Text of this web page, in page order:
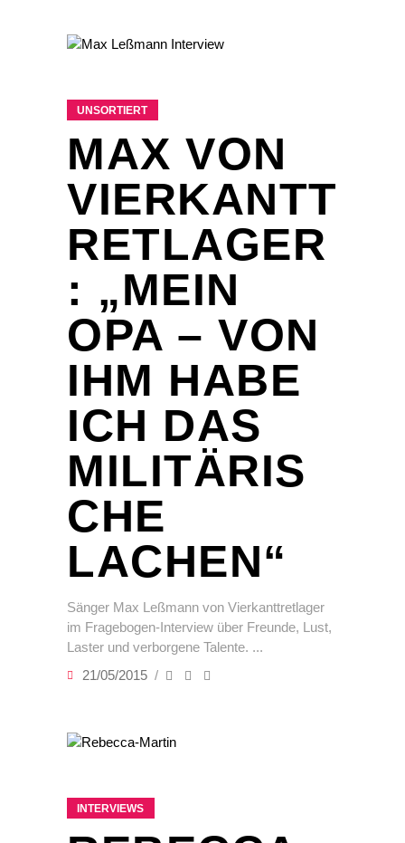
UNSORTIERT
MAX VON
VIERKANTT
RETLAGER
: „MEIN
OPA – VON
IHM HABE
ICH DAS
MILITÄRIS
CHE
LACHEN“
Sänger Max Leßmann von Vierkanttretlager
im Fragebogen-Interview über Freunde, Lust,
Laster und verborgene Talente.
21/05/2015
INTERVIEWS